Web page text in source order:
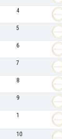
4
5
6
7
8
9
1
10